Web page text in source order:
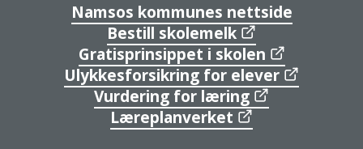
Namsos kommunes nettside
Bestill skolemelk
Gratisprinsippet i skolen
Ulykkesforsikring for elever
Vurdering for læring
Læreplanverket